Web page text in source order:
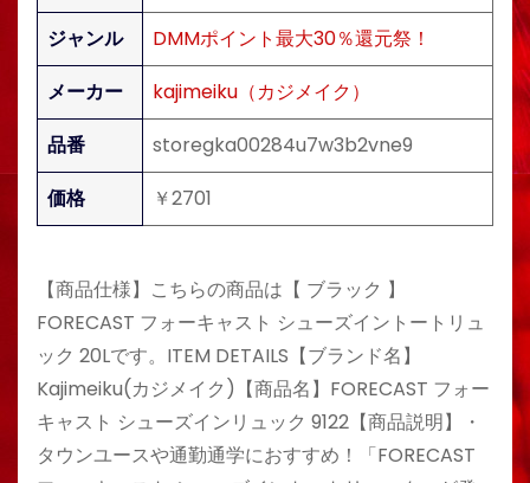
ジャンル
DMMポイント最大30％還元祭！
メーカー
kajimeiku（カジメイク）
品番
storegka00284u7w3b2vne9
価格
￥2701
【商品仕様】こちらの商品は【 ブラック 】
FORECAST フォーキャスト シューズイントートリュ
ック 20Lです。ITEM DETAILS【ブランド名】
Kajimeiku(カジメイク)【商品名】FORECAST フォー
キャスト シューズインリュック 9122【商品説明】・
タウンユースや通勤通学におすすめ！「FORECAST